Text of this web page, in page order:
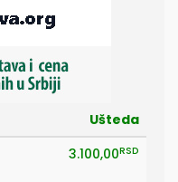
Ušteda
3.100,00RSD